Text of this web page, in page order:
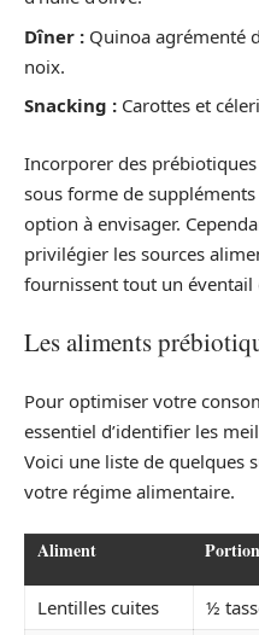
Dîner : Quinoa agrémenté
noix.
Snacking : Carottes et
Incorporer des prébiotiques
sous forme de
option à envisager.
privilégier les sources
fournissent tout un
Les aliments
Pour optimiser votre
essentiel d’identifier les
Voici une liste de quelques
votre régime alimentaire.
Aliment Portion
Lentilles cuites ½